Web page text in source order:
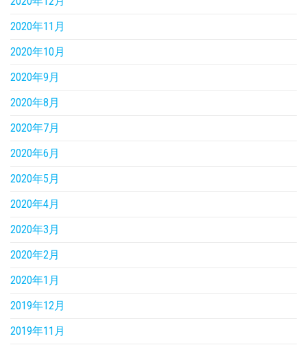
2020年11月
2020年10月
2020年9月
2020年8月
2020年7月
2020年6月
2020年5月
2020年4月
2020年3月
2020年2月
2020年1月
2019年12月
2019年11月